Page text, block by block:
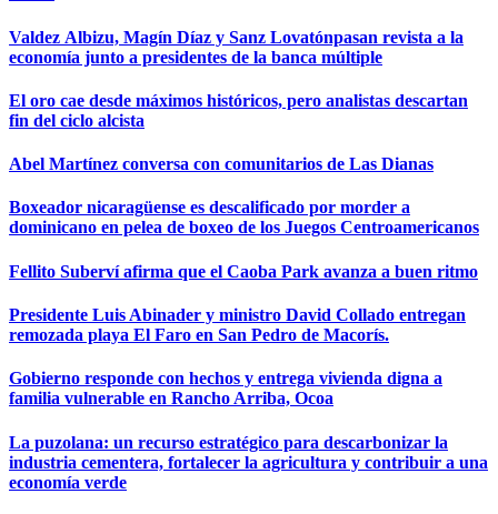
Valdez Albizu, Magín Díaz y Sanz Lovatónpasan revista a la
economía junto a presidentes de la banca múltiple
El oro cae desde máximos históricos, pero analistas descartan
fin del ciclo alcista
Abel Martínez conversa con comunitarios de Las Dianas
Boxeador nicaragüense es descalificado por morder a
dominicano en pelea de boxeo de los Juegos Centroamericanos
Fellito Suberví afirma que el Caoba Park avanza a buen ritmo
Presidente Luis Abinader y ministro David Collado entregan
remozada playa El Faro en San Pedro de Macorís.
Gobierno responde con hechos y entrega vivienda digna a
familia vulnerable en Rancho Arriba, Ocoa
La puzolana: un recurso estratégico para descarbonizar la
industria cementera, fortalecer la agricultura y contribuir a una
economía verde